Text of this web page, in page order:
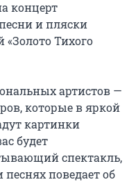
концерт
и пляски
«Золото Тихого
артистов —
которые в яркой
картинки
будет
спектакль,
поведает об